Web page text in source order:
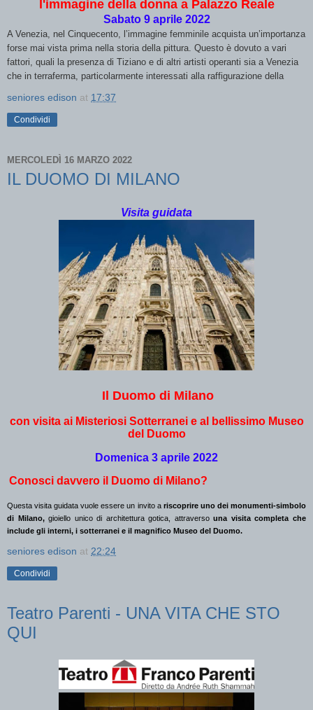
l'immagine della donna a Palazzo Reale
Sabato 9 aprile 2022
A Venezia, nel Cinquecento, l’immagine femminile acquista un’importanza
forse mai vista prima nella storia della pittura. Questo è dovuto a vari
fattori, quali la presenza di Tiziano e di altri artisti operanti sia a Venezia
che in terraferma, particolarmente interessati alla raffigurazione della
seniores edison at 17:37
Condividi
MERCOLEDÌ 16 MARZO 2022
IL DUOMO DI MILANO
Visita guidata
Il Duomo di Milano
con visita ai Misteriosi Sotterranei e al bellissimo Museo
del Duomo
Domenica 3 aprile 2022
Conosci davvero il Duomo di Milano?
Questa visita guidata vuole essere un invito a riscoprire uno dei monumenti-simbolo
di Milano,gioiello unico di architettura gotica, attraversouna visita completa che
include gli interni, i sotterranei e il magnifico Museo del Duomo.
seniores edison at 22:24
Condividi
Teatro Parenti - UNA VITA CHE STO
QUI